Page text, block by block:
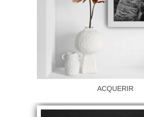
ACQUERIR